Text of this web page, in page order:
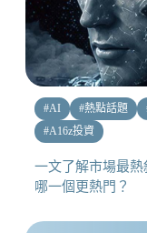
#AI #熱點話題
#A16z投資
一文了解市場最熱
哪一個更熱門？